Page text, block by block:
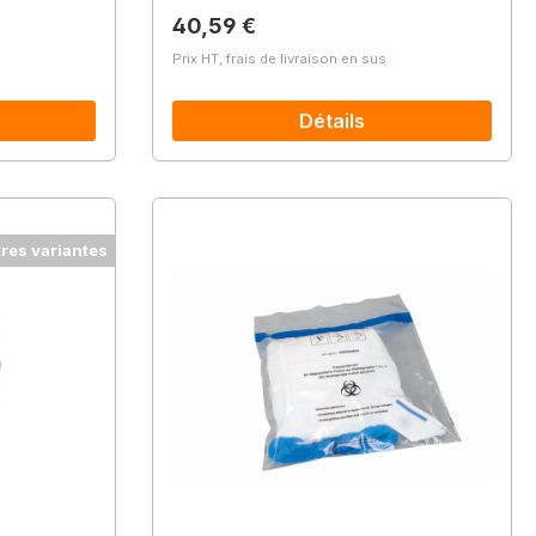
Prix régulier :
40,59 €
Prix HT, frais de livraison en sus
Détails
variantes